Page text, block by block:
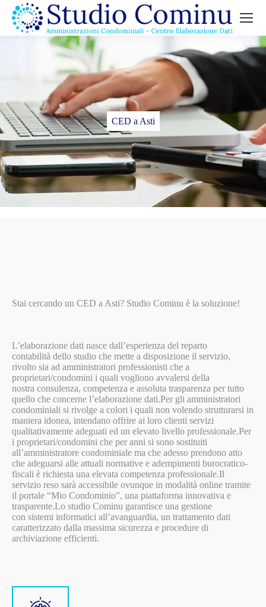
CED a Asti
Stai cercando un CED a Asti? Studio Cominu è la soluzione!
L’elaborazione dati nasce dall’esperienza del reparto
contabilità dello studio che mette a disposizione il servizio,
rivolto sia ad amministratori professionisti che a
proprietari/condomini i quali vogliono avvalersi della
nostra consulenza, competenza e assoluta trasparenza per tutto
quello che concerne l’elaborazione dati.Per gli amministratori
condominiali si rivolge a colori i quali non volendo strutturarsi in
maniera idonea, intendano offrire ai loro clienti servizi
qualitativamente adeguati ed un elevato livello professionale.Per
i proprietari/condomini che per anni si sono sostituiti
all’amministratore condominiale ma che adesso prendono atto
che adeguarsi alle attuali normative e adempimenti burocratico-
fiscali è richiesta una elevata competenza professionale.Il
servizio reso sarà accessibile ovunque in modalità online tramite
il portale “Mio Condominio”, una piattaforma innovativa e
trasparente.Lo studio Cominu garantisce una gestione
con sistemi informatici all’avanguardia, un trattamento dati
caratterizzato dalla massima sicurezza e procedure di
archiviazione efficienti.